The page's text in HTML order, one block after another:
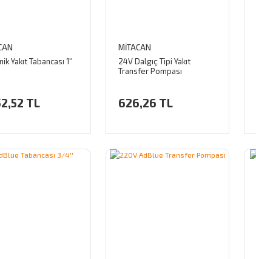
Yakıt Tabancası 1''
TL
MİTACAN
24V Dalgıç Tipi Yakıt
Transfer Pompası
626,26 TL